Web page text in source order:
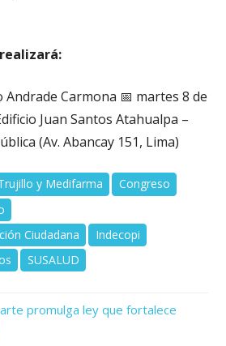
Carmona 📅 martes 8 de
Juan Santos Atahualpa –
(Av. Abancay 151, Lima)
y Medifarma
Congreso
Ciudadana
Indecopi
SUSALUD
promulga ley que fortalece